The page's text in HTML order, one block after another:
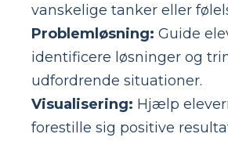
vanskelige tanker eller
Problemløsning: Guide
identificere løsninger og
udfordrende situationer.
Visualisering: Hjælp
forestille sig positive